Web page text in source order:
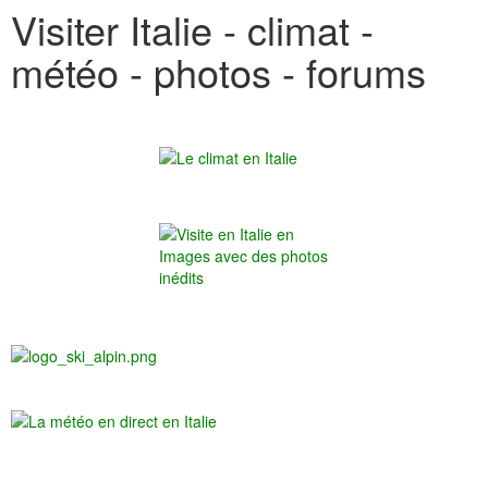
Visiter Italie - climat -
météo - photos - forums